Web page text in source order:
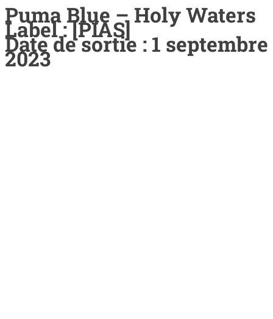
Puma Blue – Holy Waters
Label : [PIAS]
Date de sortie : 1 septembre
2023